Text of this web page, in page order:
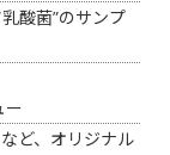
酸菌”のサンプ
ー
ど、オリジナル